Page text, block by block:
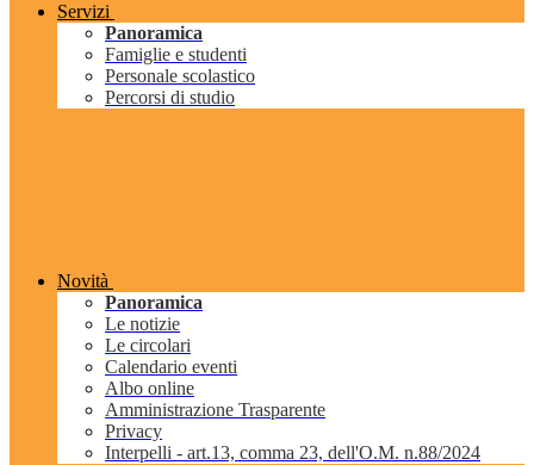
Servizi
Panoramica
Famiglie e studenti
Personale scolastico
Percorsi di studio
Novità
Panoramica
Le notizie
Le circolari
Calendario eventi
Albo online
Amministrazione Trasparente
Privacy
Interpelli - art.13, comma 23, dell'O.M. n.88/2024